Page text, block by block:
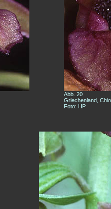
Abb. 20
Griechenland,
Foto: HP